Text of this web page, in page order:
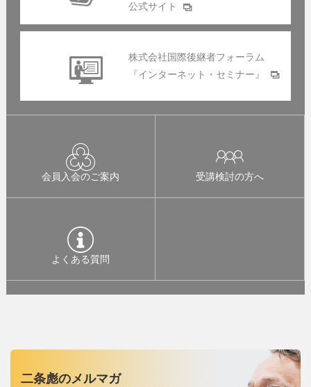
公式サイト
株式会社国際後継者フォーラム
『インターネット・セミナー』
会員入会のご案内 受講検討の方へ
よくある質問
二条彪のメルマガ